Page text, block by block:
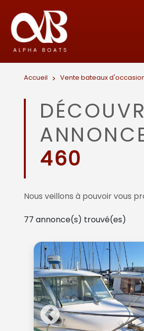
Accueil > Vente bateaux
460
Nous veillons à pouvoir vous
77 annonce(s) trouvé(es)